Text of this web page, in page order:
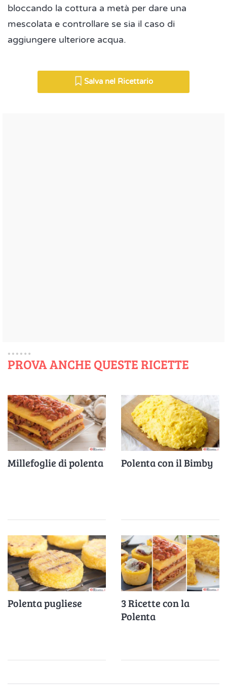
bloccando la cottura a metà per dare una
mescolata e controllare se sia il caso di
aggiungere ulteriore acqua.
Salva nel Ricettario
PROVA ANCHE QUESTE RICETTE
Millefoglie di polenta Polenta con il Bimby
Polenta pugliese
3 Ricette con la
Polenta